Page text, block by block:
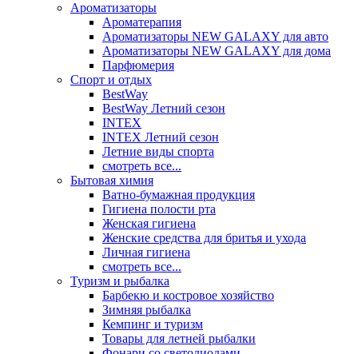
Ароматизаторы
Ароматерапия
Ароматизаторы NEW GALAXY для авто
Ароматизаторы NEW GALAXY для дома
Парфюмерия
Спорт и отдых
BestWay
BestWay Летний сезон
INTEX
INTEX Летний сезон
Летние виды спорта
смотреть все...
Бытовая химия
Ватно-бумажная продукция
Гигиена полости рта
Женская гигиена
Женские средства для бритья и ухода
Личная гигиена
смотреть все...
Туризм и рыбалка
Барбекю и костровое хозяйство
Зимняя рыбалка
Кемпинг и туризм
Товары для летней рыбалки